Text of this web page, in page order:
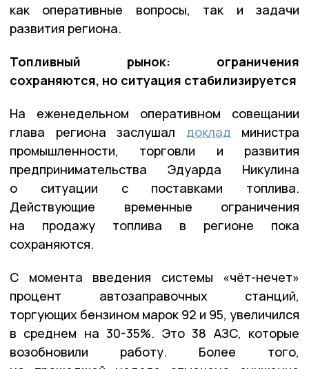
как оперативные вопросы, так и задачи
развития региона.
Топливный рынок: ограничения
сохраняются, но ситуация стабилизируется
На еженедельном оперативном совещании
глава региона заслушал доклад министра
промышленности, торговли и развития
предпринимательства Эдуарда Никулина
о ситуации с поставками топлива.
Действующие временные ограничения
на продажу топлива в регионе пока
сохраняются.
С момента введения системы «чёт-нечет»
процент автозаправочных станций,
торгующих бензином марок 92 и 95, увеличился
в среднем на 30-35%. Это 38 АЗС, которые
возобновили работу. Более того,